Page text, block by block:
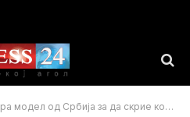
од Србија за да скрие колапс